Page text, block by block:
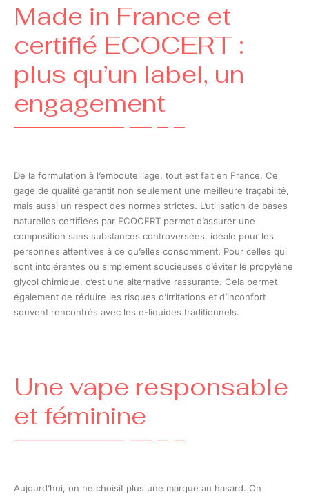
Made in France et
certifié ECOCERT :
plus qu’un label, un
engagement
De la formulation à l’embouteillage, tout est fait en France. Ce
gage de qualité garantit non seulement une meilleure traçabilité,
mais aussi un respect des normes strictes. L’utilisation de bases
naturelles certifiées par ECOCERT permet d’assurer une
composition sans substances controversées, idéale pour les
personnes attentives à ce qu’elles consomment. Pour celles qui
sont intolérantes ou simplement soucieuses d’éviter le propylène
glycol chimique, c’est une alternative rassurante. Cela permet
également de réduire les risques d’irritations et d’inconfort
souvent rencontrés avec les e-liquides traditionnels.
Une vape responsable
et féminine
Aujourd’hui, on ne choisit plus une marque au hasard. On